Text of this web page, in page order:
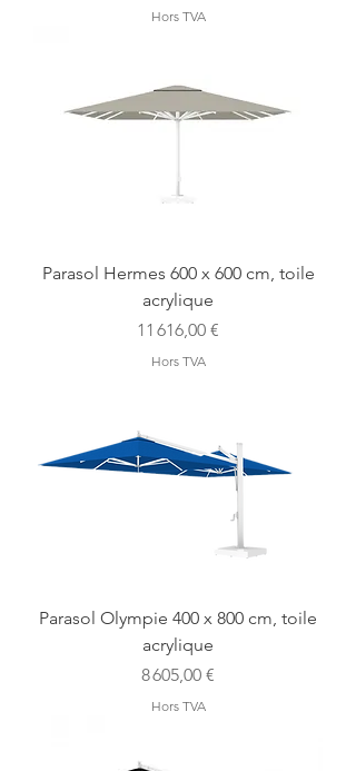
Hors TVA
Parasol Hermes 600 x 600 cm, toile
acrylique
Prix
11 616,00 €
Hors TVA
Parasol Olympie 400 x 800 cm, toile
acrylique
Prix
8 605,00 €
Hors TVA